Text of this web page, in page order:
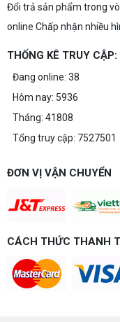
Đổi trả sản phẩm trong
online Chấp nhận nhiều
THỐNG KÊ TRUY CẬP:
Đang online: 38
Hôm nay: 5936
Tháng: 41808
Tổng truy cập: 7527501
ĐƠN VỊ VẬN CHUYỂN
CÁCH THỨC THANH